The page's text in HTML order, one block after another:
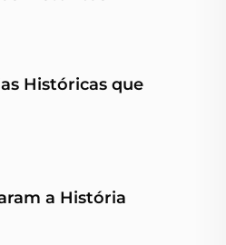
Históricas que
a História